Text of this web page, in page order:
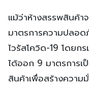
แม้ว่าห้างสรรพสินค้า
มาตรการความปลอ
ไวรัสโควิด-19 โดยก
ได้ออก 9 มาตรการเ
สินค้าเพื่อสร้างความ